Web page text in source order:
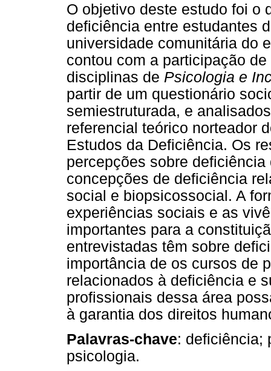
O objetivo deste estudo foi o
deficiência entre estudantes
universidade comunitária do
contou com a participação
disciplinas de Psicologia e
partir de um questionário
semiestruturada, e
referencial teórico norteador
Estudos da Deficiência. Os
percepções sobre
concepções de deficiência
social e biopsicossocial. A
experiências sociais e as
importantes para a
entrevistadas têm sobre
importância de os cursos de
relacionados à deficiência e
profissionais dessa área
à garantia dos direitos
Palavras-chave: deficiência;
psicologia.